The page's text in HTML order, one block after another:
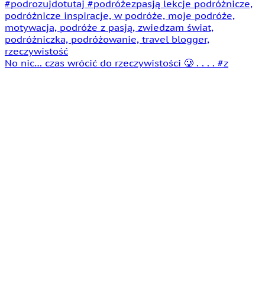
No nic… czas wrócić do rzeczywistości 🥲 . . . . #z